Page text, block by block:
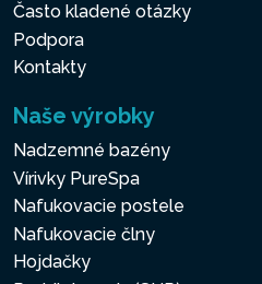
Často kladené otázky
Podpora
Kontakty
Naše výrobky
Nadzemné bazény
Vírivky PureSpa
Nafukovacie postele
Nafukovacie člny
Hojdačky